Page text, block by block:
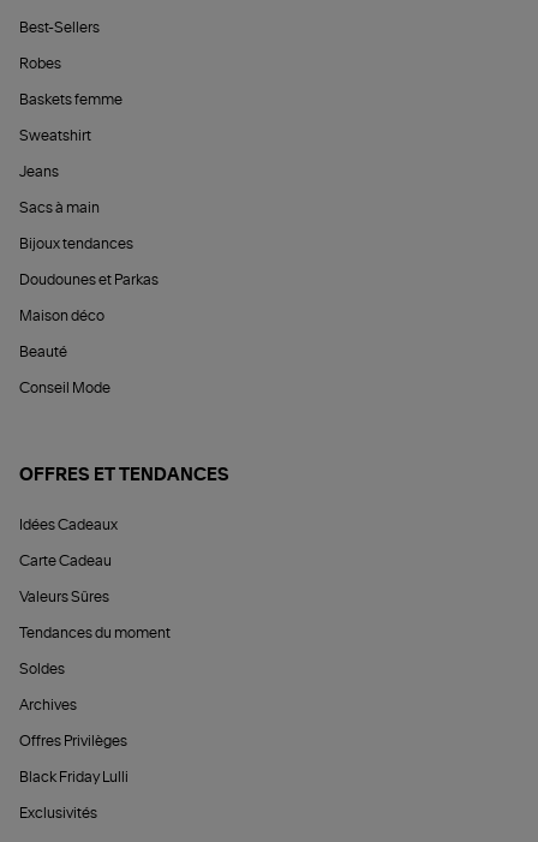
Best-Sellers
Robes
Baskets femme
Sweatshirt
Jeans
Sacs à main
Bijoux tendances
Doudounes et Parkas
Maison déco
Beauté
Conseil Mode
OFFRES ET TENDANCES
Idées Cadeaux
Carte Cadeau
Valeurs Sûres
Tendances du moment
Soldes
Archives
Offres Privilèges
Black Friday Lulli
Exclusivités